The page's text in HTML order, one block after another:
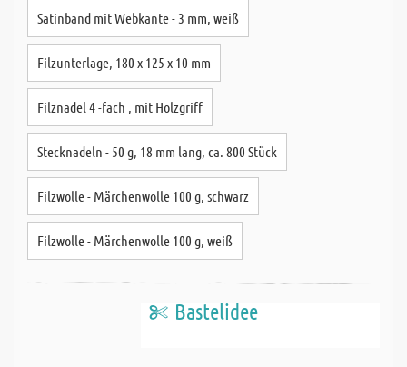
Satinband mit Webkante - 3 mm, weiß
Filzunterlage, 180 x 125 x 10 mm
Filznadel 4 -fach , mit Holzgriff
Stecknadeln - 50 g, 18 mm lang, ca. 800 Stück
Filzwolle - Märchenwolle 100 g, schwarz
Filzwolle - Märchenwolle 100 g, weiß
Bastelidee